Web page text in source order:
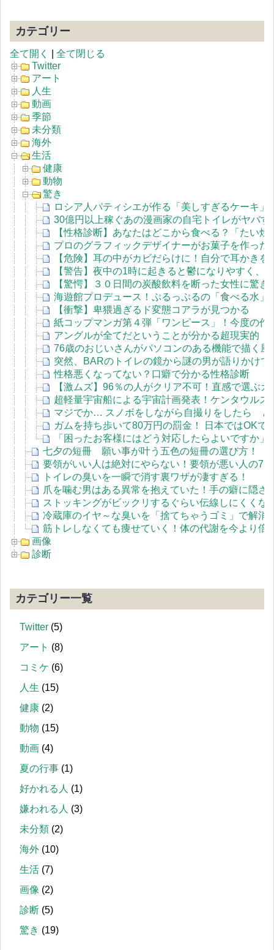
カテゴリー
全て開く
全て閉じる
Twitter
アート
人生
動画
季節
未分類
海外
生活
健康
動物
驚き
ロシア人パティシエが作る「美しすぎるケーキ」
30億円以上稼ぐあの漫画家の自宅トイレがヤバ
【性格診断】あなたはどこから食べる？「たい
プロのグラフィックデザイナーがお菓子を作っ
【危険】耳の中がカビだらけに！自分で耳かき
【警告】夜中の1時に起きると鬱になりやすく
【驚愕】３０日間の炭酸飲料を断った女性に驚き
海遊館プロデュース！ぷるっぷるの「食べる水」
【衝撃】卑猥過ぎるド変態コアラが見つかる
紙コップマンガ第４弾「ワンピース」！今度の作
アングルが全てだということが分かる超現実的（
76歳のおじいさんがパソコンのある機能で描く風
突然、BARのトイレの鏡から謎の男が語りかけ
性格悪くなってない？口癖で分かる性格診断
【激ムズ】96％の人がクリア不可！直感で選ぶカ
超軽量宇宙船による宇宙計画発表！ケンタウル
マジでか… スノボをしながら自撮りをしたら と
ガムを持ち歩いて80万円の罰金！ 日本ではOKで
「困ったお客様にはどう対応したらよいですか
七夕の短冊 願い事が叶う五色の短冊の選び方！
要領がいい人は絶対にやらない！要領が悪い人の7
トイレの臭いを一瞬で消す裏ワザが凄すぎる！
爪を噛む男はある異常を抱えていた！手の癖に隠
ストッキングがビックリするぐらい伝線しにくくな
冷蔵庫のイヤ～な臭いを「捨てちゃうゴミ」で解消
筋トレしなくても痩せていく！体の代謝を今より倍
画像
診断
カテゴリー一覧
Twitter (5)
アート (8)
コミケ (6)
人生 (15)
健康 (2)
動物 (15)
動画 (4)
夏の行事 (1)
好かれる人 (1)
嫌われる人 (3)
未分類 (2)
海外 (10)
生活 (7)
画像 (2)
診断 (5)
驚き (19)